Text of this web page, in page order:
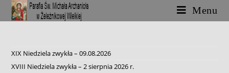
Skip
content
Menu
XIX Niedziela zwykła – 09.08.2026
XVIII Niedziela zwykła – 2 sierpnia 2026 r.